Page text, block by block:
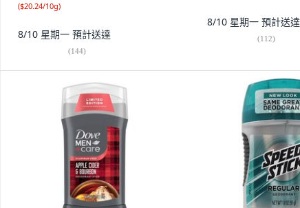
($20.24/10g)
8/10 星期一 預計送達
(144)
8/10 星期一 預計送達
(112)